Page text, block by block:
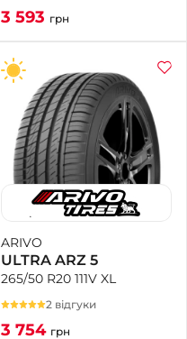
3 593 грн
ARIVO
ULTRA ARZ 5
265/50 R20 111V XL
2 відгуки
3 754 грн